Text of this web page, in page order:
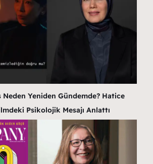
Yeniden Gündemde? Hatice
Psikolojik Mesajı Anlattı